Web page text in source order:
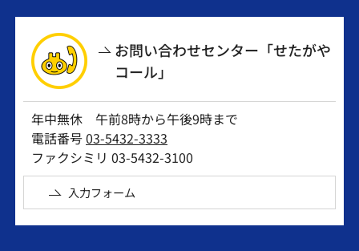
お問い合わせセンター「せたがや
コール」
年中無休 午前8時から午後9時まで
電話番号03-5432-3333
ファクシミリ 03-5432-3100
入力フォーム